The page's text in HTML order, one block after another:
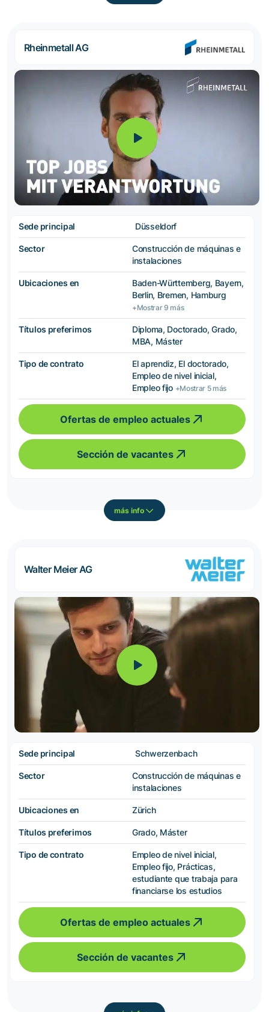
Rheinmetall AG
Sede principal Düsseldorf
Sector
Construcción de máquinas e
instalaciones
Ubicaciones en
Baden-Württemberg, Bayern,
Berlin, Bremen, Hamburg
+Mostrar 9 más
Títulos preferimos
Diploma, Doctorado, Grado,
MBA, Máster
Tipo de contrato
El aprendiz, El doctorado,
Empleo de nivel inicial,
Empleo fijo +Mostrar 5 más
Ofertas de empleo actuales
Sección de vacantes
más info
Walter Meier AG
Sede principal Schwerzenbach
Sector
Construcción de máquinas e
instalaciones
Ubicaciones en Zürich
Títulos preferimos Grado, Máster
Tipo de contrato
Empleo de nivel inicial,
Empleo fijo, Prácticas,
estudiante que trabaja para
financiarse los estudios
Ofertas de empleo actuales
Sección de vacantes